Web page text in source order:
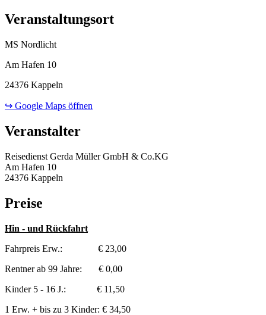
Veranstaltungsort
MS Nordlicht
Am Hafen 10
24376 Kappeln
↪ Google Maps öffnen
Veranstalter
Reisedienst Gerda Müller GmbH & Co.KG
Am Hafen 10
24376 Kappeln
Preise
Hin - und Rückfahrt
Fahrpreis Erw.: € 23,00
Rentner ab 99 Jahre: € 0,00
Kinder 5 - 16 J.: € 11,50
1 Erw. + bis zu 3 Kinder: € 34,50